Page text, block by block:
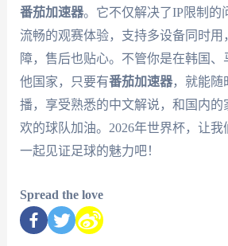
番茄加速器。它不仅解决了IP限制的
流畅的观赛体验，支持多设备同时用
障，售后也贴心。不管你是在韩国、
他国家，只要有番茄加速器，就能随
播，享受熟悉的中文解说，和国内的
欢的球队加油。2026年世界杯，让我
一起见证足球的魅力吧！
Spread the love